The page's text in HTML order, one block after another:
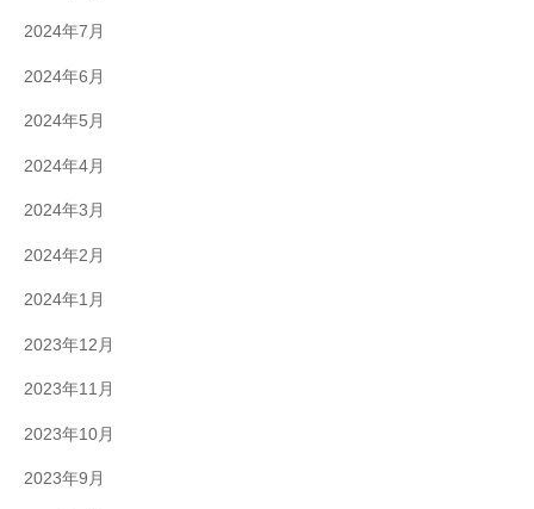
2024年7月
2024年6月
2024年5月
2024年4月
2024年3月
2024年2月
2024年1月
2023年12月
2023年11月
2023年10月
2023年9月